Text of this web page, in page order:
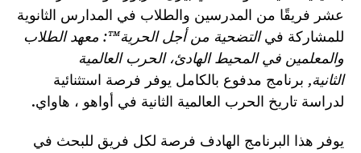
عشر فريقًا من المدرسين والطلاب في المدارس الثانوية
للمشاركة فيالتضحية من أجل الحرية™: معهد الطلاب
والمعلمين في المحيط الهادئ، الحرب العالمية
الثانية, برنامج مدفوع بالكامل يوفر فرصة استثنائية
لدراسة تاريخ الحرب العالمية الثانية في أواهو ، هاواي.
يوفر هذا البرنامج الهادف فرصة لكل فريق للبحث في